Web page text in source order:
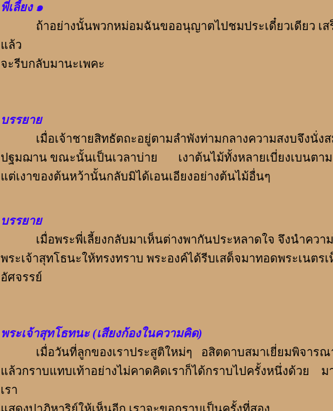
พี่เลี้ยง ๑
ถ้าอย่างนั้นพวกหม่อมฉันขออนุญาตไปชมประเดี๋ยวเดียว เส
แล้ว
จะรีบกลับมานะเพคะ
บรรยาย
เมื่อเจ้าชายสิทธัตถะอยู่ตามลำพังท่ามกลางความสงบจึงนั่งส
ปฐมฌาน ขณะนั้นเป็นเวลาบ่าย เงาต้นไม้ทั้งหลายเบี่ยงเบนตา
แต่เงาของต้นหว้านั้นกลับมิได้เอนเอียงอย่างต้นไม้อื่นๆ
บรรยาย
เมื่อพระพี่เลี้ยงกลับมาเห็นต่างพากันประหลาดใจ จึงนำควา
พระเจ้าสุทโธนะให้ทรงทราบ พระองค์ได้รีบเสด็จมาทอดพระเนตร
อัศจรรย์
พระเจ้าสุทโธทนะ (เสียงก้องในความคิด)
เมื่อวันที่ลูกของเราประสูติใหม่ๆ อสิตดาบสมาเยี่ยมพิจารณา
แล้วกราบแทบเท้าอย่างไม่คาดคิดเราก็ได้กราบไปครั้งหนึ่งด้วย ม
เรา